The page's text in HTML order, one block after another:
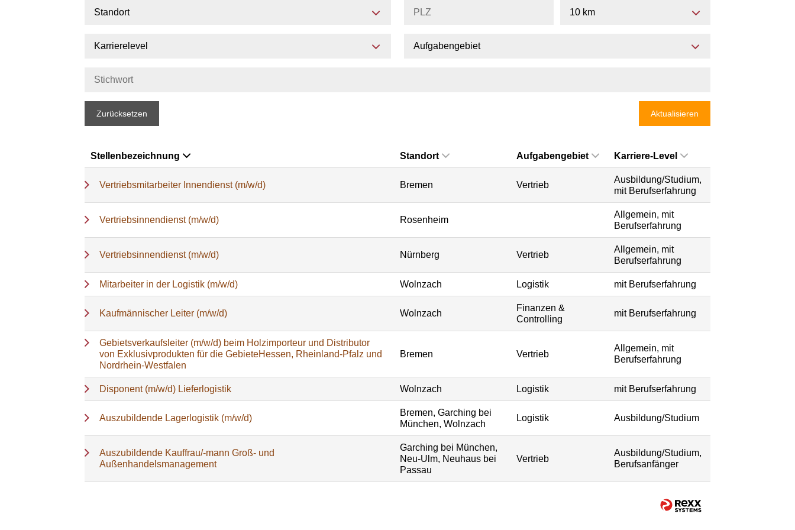
Standort 10 km
Karrierelevel Aufgabengebiet
Zurücksetzen Aktualisieren
Stellenbezeichnung Standort Aufgabengebiet Karriere-Level
Vertriebsmitarbeiter Innendienst (m/w/d) Bremen Vertrieb
Ausbildung/Studium,
mit Berufserfahrung
Vertriebsinnendienst (m/w/d) Rosenheim
Allgemein, mit
Berufserfahrung
Vertriebsinnendienst (m/w/d) Nürnberg Vertrieb
Allgemein, mit
Berufserfahrung
Mitarbeiter in der Logistik (m/w/d) Wolnzach Logistik mit Berufserfahrung
Kaufmännischer Leiter (m/w/d) Wolnzach
Finanzen &
Controlling
mit Berufserfahrung
Gebietsverkaufsleiter (m/w/d) beim Holzimporteur und Distributor
von Exklusivprodukten für die GebieteHessen, Rheinland-Pfalz und
Nordrhein-Westfalen
Bremen Vertrieb
Allgemein, mit
Berufserfahrung
Disponent (m/w/d) Lieferlogistik Wolnzach Logistik mit Berufserfahrung
Auszubildende Lagerlogistik (m/w/d)
Bremen, Garching bei
München, Wolnzach
Logistik Ausbildung/Studium
Auszubildende Kauffrau/-mann Groß- und
Außenhandelsmanagement
Garching bei München,
Neu-Ulm, Neuhaus bei
Passau
Vertrieb
Ausbildung/Studium,
Berufsanfänger